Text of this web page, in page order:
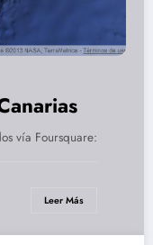
vía Foursquare:
Leer Más